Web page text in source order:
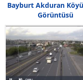
Bayburt Akduran
Görüntüsü